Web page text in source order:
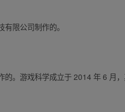
限公司制作的。
的。游戏科学成立于 2014 年 6